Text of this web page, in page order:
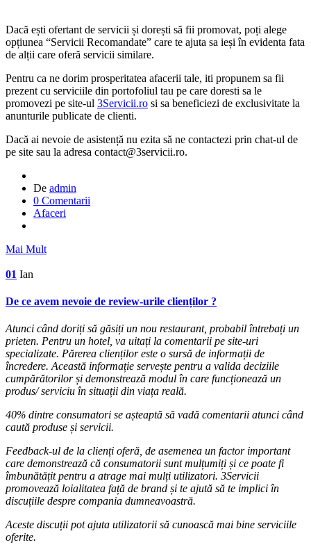
Dacă ești ofertant de servicii și dorești să fii promovat, poți alege
opțiunea “Servicii Recomandate” care te ajuta sa ieși în evidenta fata
de alții care oferă servicii similare.
Pentru ca ne dorim prosperitatea afacerii tale, iti propunem sa fii
prezent cu serviciile din portofoliul tau pe care doresti sa le
promovezi pe site-ul 3Servicii.ro si sa beneficiezi de exclusivitate la
anunturile publicate de clienti.
Dacă ai nevoie de asistență nu ezita să ne contactezi prin chat-ul de
pe site sau la adresa contact@3servicii.ro.
De admin
0 Comentarii
Afaceri
Mai Mult
01 Ian
De ce avem nevoie de review-urile clienților ?
Atunci când doriți să găsiți un nou restaurant, probabil întrebați un
prieten. Pentru un hotel, va uitați la comentarii pe site-uri
specializate. Părerea clienților este o sursă de informații de
încredere. Această informație servește pentru a valida deciziile
cumpărătorilor și demonstrează modul în care funcționează un
produs/ serviciu în situații din viața reală.
40% dintre consumatori se așteaptă să vadă comentarii atunci când
caută produse și servicii.
Feedback-ul de la clienți oferă, de asemenea un factor important
care demonstrează că consumatorii sunt mulțumiți și ce poate fi
îmbunătățit pentru a atrage mai mulți utilizatori. 3Servicii
promovează loialitatea față de brand și te ajută să te implici în
discuțiile despre compania dumneavoastră.
Aceste discuții pot ajuta utilizatorii să cunoască mai bine serviciile
oferite.